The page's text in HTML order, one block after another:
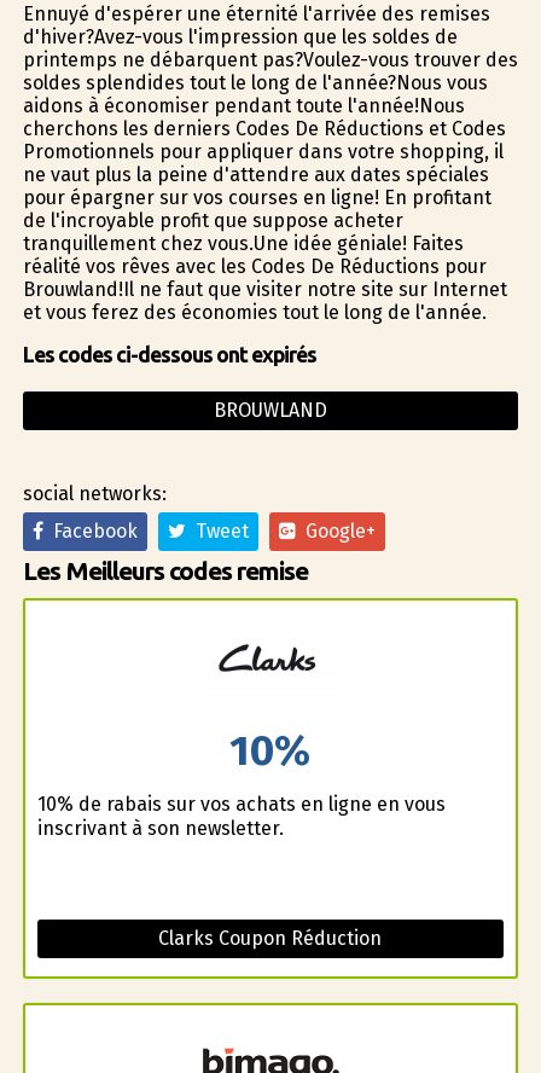
Ennuyé d'espérer une éternité l'arrivée des remises
d'hiver?Avez-vous l'impression que les soldes de
printemps ne débarquent pas?Voulez-vous trouver des
soldes splendides tout le long de l'année?Nous vous
aidons à économiser pendant toute l'année!Nous
cherchons les derniers Codes De Réductions et Codes
Promotionnels pour appliquer dans votre shopping, il
ne vaut plus la peine d'attendre aux dates spéciales
pour épargner sur vos courses en ligne! En profitant
de l'incroyable profit que suppose acheter
tranquillement chez vous.Une idée géniale! Faites
réalité vos rêves avec les Codes De Réductions pour
Brouwland!Il ne faut que visiter notre site sur Internet
et vous ferez des économies tout le long de l'année.
Les codes ci-dessous ont expirés
BROUWLAND
social networks:
Facebook
Tweet Google+
Les Meilleurs codes remise
10%
10% de rabais sur vos achats en ligne en vous
inscrivant à son newsletter.
Clarks Coupon Réduction